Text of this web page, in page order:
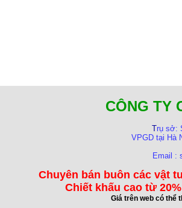
CÔNG TY
Trụ sở:
VPGD tại Hà
Email :
Chuyên bán buôn các vật
Chiết khấu cao từ
Giá trên web có thể